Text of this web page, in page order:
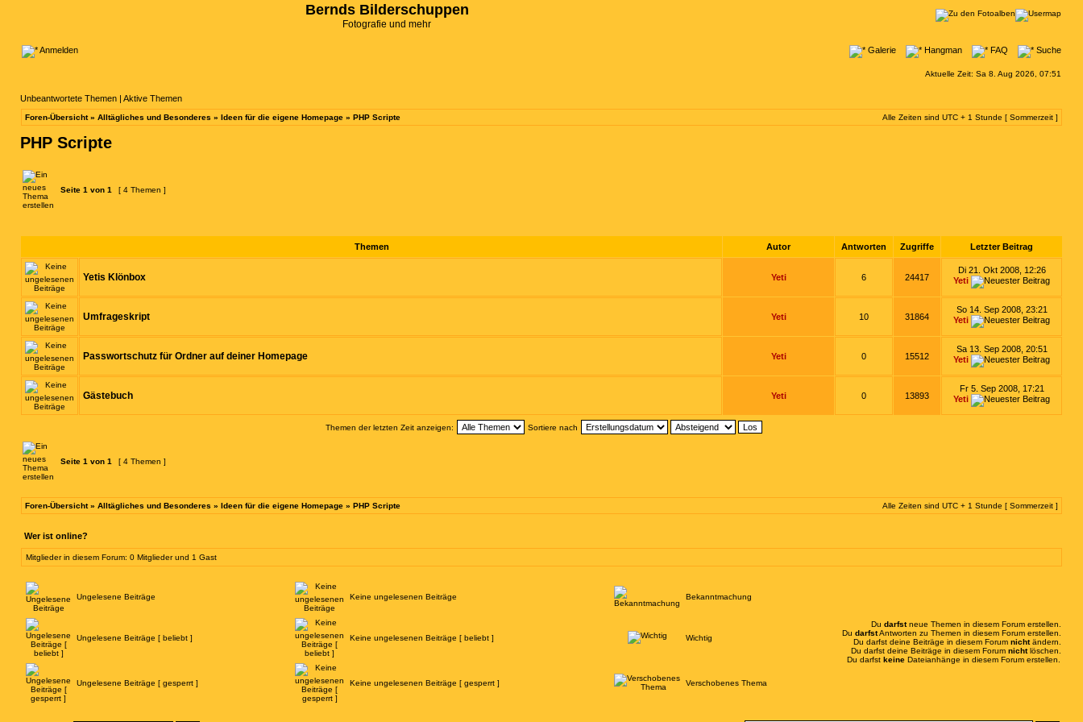
Bernds Bilderschuppen
Fotografie und mehr
Anmelden Galerie Hangman FAQ Suche
Aktuelle Zeit: Sa 8. Aug 2026, 07:51
Unbeantwortete Themen | Aktive Themen
Foren-Übersicht» Alltägliches und Besonderes » Ideen für die eigene Homepage » PHP Scripte Alle Zeiten sind UTC + 1 Stunde [ Sommerzeit ]
PHP Scripte
Seite 1 von 1 [ 4 Themen ]
Themen Autor Antworten Zugriffe Letzter Beitrag
Yetis Klönbox Yeti 6 24417
Di 21. Okt 2008, 12:26
Yeti
Umfrageskript Yeti 10 31864
So 14. Sep 2008, 23:21
Yeti
Passwortschutz für Ordner auf deiner Homepage Yeti 0 15512
Sa 13. Sep 2008, 20:51
Yeti
Gästebuch Yeti 0 13893
Fr 5. Sep 2008, 17:21
Yeti
Themen der letzten Zeit anzeigen: Sortiere nach
Seite 1 von 1 [ 4 Themen ]
Foren-Übersicht» Alltägliches und Besonderes » Ideen für die eigene Homepage » PHP Scripte Alle Zeiten sind UTC + 1 Stunde [ Sommerzeit ]
Wer ist online?
Mitglieder in diesem Forum: 0 Mitglieder und 1 Gast
Ungelesene Beiträge Keine ungelesenen Beiträge Bekanntmachung
Ungelesene Beiträge [ beliebt ] Keine ungelesenen Beiträge [ beliebt ] Wichtig
Ungelesene Beiträge [ gesperrt ] Keine ungelesenen Beiträge [ gesperrt ] Verschobenes Thema
Du darfstneue Themen in diesem Forum erstellen.
Du darfstAntworten zu Themen in diesem Forum erstellen.
Du darfst deine Beiträge in diesem Forum nichtändern.
Du darfst deine Beiträge in diesem Forum nichtlöschen.
Du darfst keine Dateianhänge in diesem Forum erstellen.